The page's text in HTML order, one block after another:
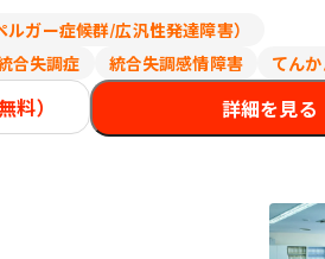
ガー症候群/広汎性発達障害）
合失調症 統合失調感情障害 てん
料） 詳細を見る